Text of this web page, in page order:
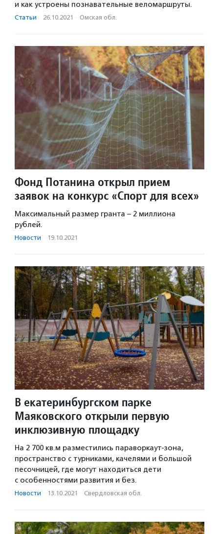
и как устроены познавательные веломаршруты.
Статьи · 26.10.2021 · Омская обл.
Фонд Потанина открыл прием
заявок на конкурс «Спорт для всех»
Максимальный размер гранта – 2 миллиона
рублей.
Новости · 19.10.2021
В екатеринбургском парке
Маяковского открыли первую
инклюзивную площадку
На 2 700 кв.м разместились параворкаут-зона,
пространство с турниками, качелями и большой
песочницей, где могут находиться дети
с особенностями развития и без.
Новости · 13.10.2021 · Свердловская обл.